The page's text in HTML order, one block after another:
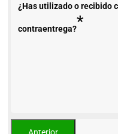
¿Has utilizado o recibido
contraentrega?*